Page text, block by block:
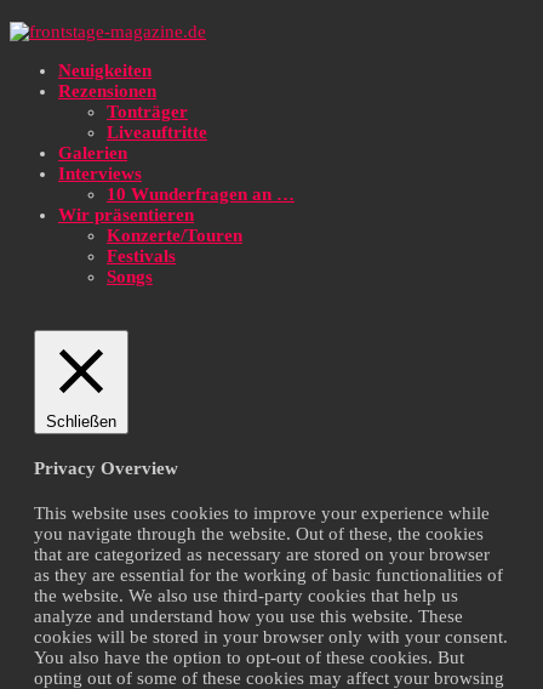
Neuigkeiten
Rezensionen
Tonträger
Liveauftritte
Galerien
Interviews
10 Wunderfragen an …
Wir präsentieren
Konzerte/Touren
Festivals
Songs
Schließen
Privacy Overview
This website uses cookies to improve your experience while
you navigate through the website. Out of these, the cookies
that are categorized as necessary are stored on your browser
as they are essential for the working of basic functionalities of
the website. We also use third-party cookies that help us
analyze and understand how you use this website. These
cookies will be stored in your browser only with your consent.
You also have the option to opt-out of these cookies. But
opting out of some of these cookies may affect your browsing